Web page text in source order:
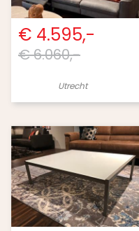
€ 4.595,-
€ 6.060,-
Utrecht